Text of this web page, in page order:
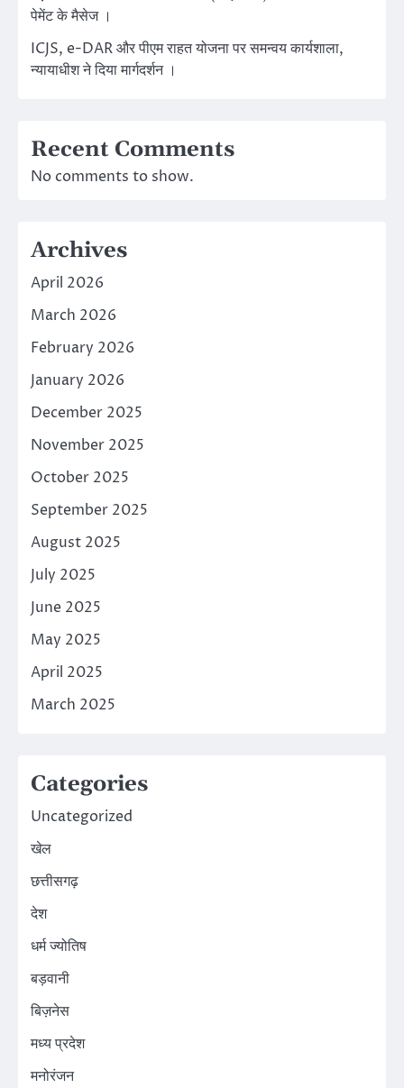
पेमेंट के मैसेज ।
ICJS, e-DAR और पीएम राहत योजना पर समन्वय कार्यशाला,
न्यायाधीश ने दिया मार्गदर्शन ।
Recent Comments
No comments to show.
Archives
April 2026
March 2026
February 2026
January 2026
December 2025
November 2025
October 2025
September 2025
August 2025
July 2025
June 2025
May 2025
April 2025
March 2025
Categories
Uncategorized
खेल
छत्तीसगढ़
देश
धर्म ज्योतिष
बड़वानी
बिज़नेस
मध्य प्रदेश
मनोरंजन